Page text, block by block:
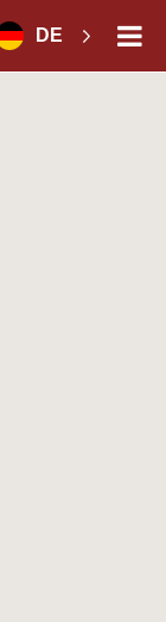
DE